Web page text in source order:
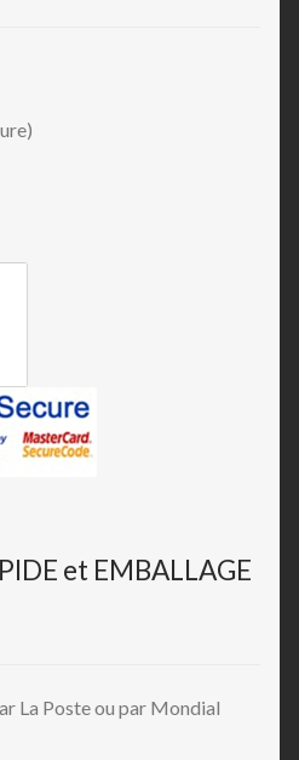
et EMBALLAGE
La Poste ou par Mondial